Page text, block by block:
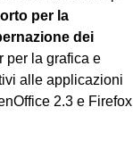
per la
dei
per la grafica e
alle applicazioni
2.3 e Firefox